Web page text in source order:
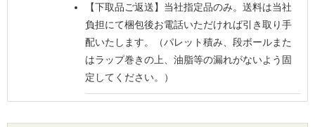
【下取品ご返送】 当社指定品のみ。送料は当社
負担にて梱包後お電話いただければ引き取り手
配いたします。（パレット積み、段ボールまた
はラップ巻きの上、油脂等の漏れがないよう固
定してください。）